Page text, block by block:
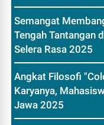
Semangat
Tengah Tantangan
Selera Rasa 2025
Angkat Filosofi
Karyanya,
Jawa 2025